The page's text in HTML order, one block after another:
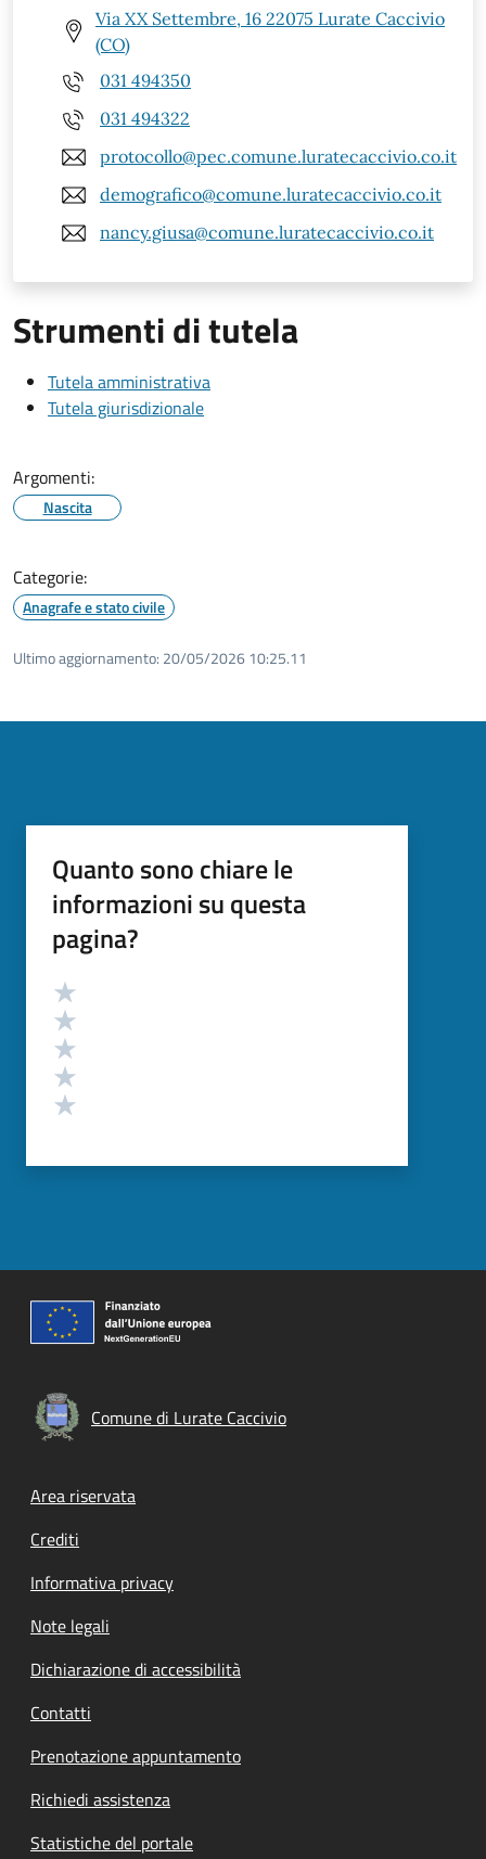
Via XX Settembre, 16 22075 Lurate Caccivio
(CO)
031 494350
031 494322
protocollo@pec.comune.luratecaccivio.co.it
demografico@comune.luratecaccivio.co.it
nancy.giusa@comune.luratecaccivio.co.it
Strumenti di tutela
Tutela amministrativa
Tutela giurisdizionale
Argomenti:
Nascita
Categorie:
Anagrafe e stato civile
Ultimo aggiornamento: 20/05/2026 10:25.11
Quanto sono chiare le
informazioni su questa
pagina?
Valutazione
Comune di Lurate Caccivio
Footer menu
Area riservata
Crediti
Informativa privacy
Note legali
Dichiarazione di accessibilità
Contatti
Prenotazione appuntamento
Richiedi assistenza
Statistiche del portale